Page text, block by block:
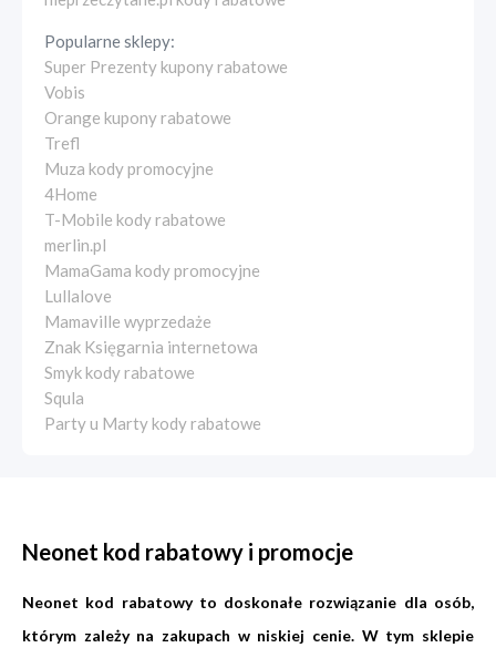
Popularne sklepy:
Super Prezenty kupony rabatowe
Vobis
Orange kupony rabatowe
Trefl
Muza kody promocyjne
4Home
T-Mobile kody rabatowe
merlin.pl
MamaGama kody promocyjne
Lullalove
Mamaville wyprzedaże
Znak Księgarnia internetowa
Smyk kody rabatowe
Squla
Party u Marty kody rabatowe
Neonet kod rabatowy i promocje
Neonet kod rabatowy to doskonałe rozwiązanie dla osób,
którym zależy na zakupach w niskiej cenie. W tym sklepie